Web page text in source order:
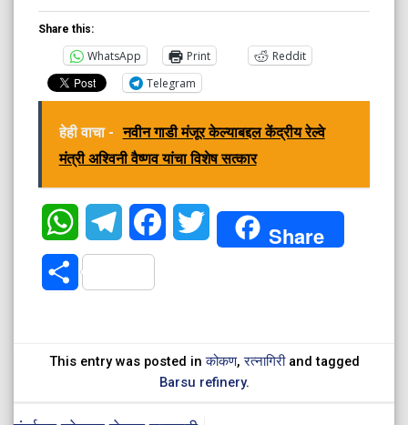
Share this:
WhatsApp Print
Reddit
Telegram
हेही वाचा - नवीन गाडी मंजूर केल्याबद्दल केंद्रीय रेल्वे
मंत्री अश्विनी वैष्णव यांचा विशेष सत्कार
WhatsAppTelegramFacebookTwitter Share
Share
This entry was posted inकोकण,रत्नागिरीand tagged
Barsu refinery.